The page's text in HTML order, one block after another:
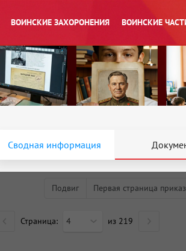
ВОИНСКИЕ ЗАХОРОНЕНИЯ ВОИНСКИЕ
Сводная информация
Подвиг Первая страница
Страница: 4 из 219